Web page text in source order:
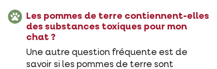
Les pommes de terre contiennent-elles
des substances toxiques pour mon
chat ?
Une autre question fréquente est de
savoir si les pommes de terre sont